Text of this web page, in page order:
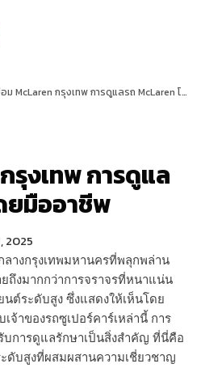
ม McLaren กรุงเทพ การดูแลรถ McLaren โดยมืออาชีพ
รุงเทพ การดูแล
ยมืออาชีพ
2025
ลางกรุงเทพมหานครที่พลุกพล่าน
ถึงมากกว่าการจราจรที่หนาแน่น
นต์ระดับสูง ซึ่งแสดงให้เห็นโดย
จ้าของรถซูเปอร์คาร์เหล่านี้ การ
การดูแลรักษาเป็นสิ่งสำคัญ ที่นี่คือ
ดับสูงที่ผสมผสานความเชี่ยวชาญ